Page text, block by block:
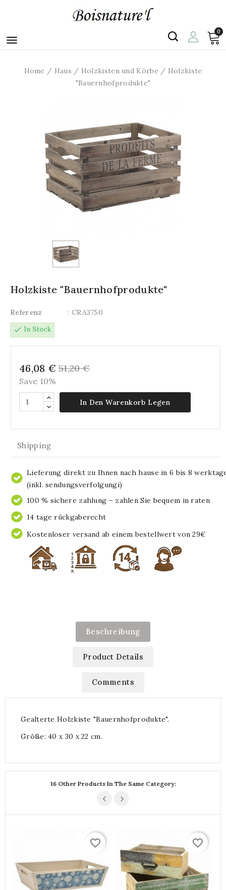

0
Home Haus Holzkisten und Körbe
Holzkiste
"Bauernhofprodukte"
Holzkiste "Bauernhofprodukte"
Referenz
: CRA3750
check In Stock
46,08 € 51,20 €
Save 10%
In Den Warenkorb Legen
Shipping
Lieferung direkt zu Ihnen nach hause in 6 bis 8
(inkl. sendungsverfolgungi)
100 % sichere zahlung – zahlen Sie bequem in raten
14 tage rückgaberecht
Kostenloser versand ab einem bestellwert von 29€
Beschreibung
Product Details
Comments
Gealterte Holzkiste "Bauernhofprodukte".
Größe: 40 x 30 x 22 cm.
16 Other Products In The Same Category:
favorite_border favorite_border